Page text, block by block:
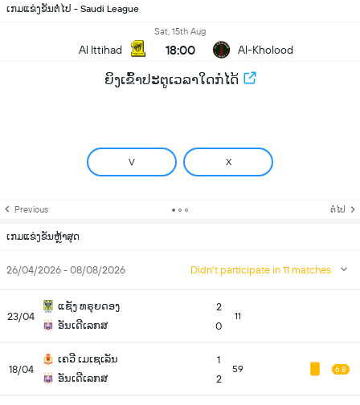
ເກມແຂ່ງຂັນຕໍ່ໄປ - Saudi League
Al Ittihad
Sat, 15th Aug
18:00 Al-Kholood
ຍິງເຂົ້າປະຕູເວລາໃດກໍໄດ້
V X
Previous ຕໍ່ໄປ
ເກມແຂ່ງຂັນຫຼ້າສຸດ
26/04/2026 - 08/08/2026 Didn't participate in 11 matches
23/04
ແຊັງ ທຣຸຍດອງ
ອັນເດີເລກສ
2
0
11
18/04
ເຄວີ ເມເຊເລັນ
ອັນເດີເລກສ
1
2
59 6.8